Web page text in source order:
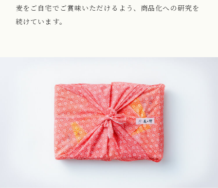
麦をご自宅でご賞味いただけるよう、商品化への研究を
続けています。